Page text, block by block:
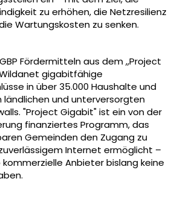
zu erhöhen, die Netzresilienz
Wartungskosten zu senken.
Fördermitteln aus dem „Project
gigabitfähige
in über 35.000 Haushalte und
ländlichen und unterversorgten
"Project Gigabit" ist ein von der
finanziertes Programm, das
Gemeinden den Zugang zu
Internet ermöglicht –
Anbieter bislang keine